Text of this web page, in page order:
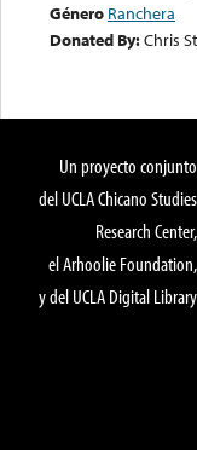
Género Ranchera
Donated By:Chris
Un proyecto conjunto
del UCLA Chicano Studies
Research Center,
el Arhoolie Foundation,
y del UCLA Digital Library